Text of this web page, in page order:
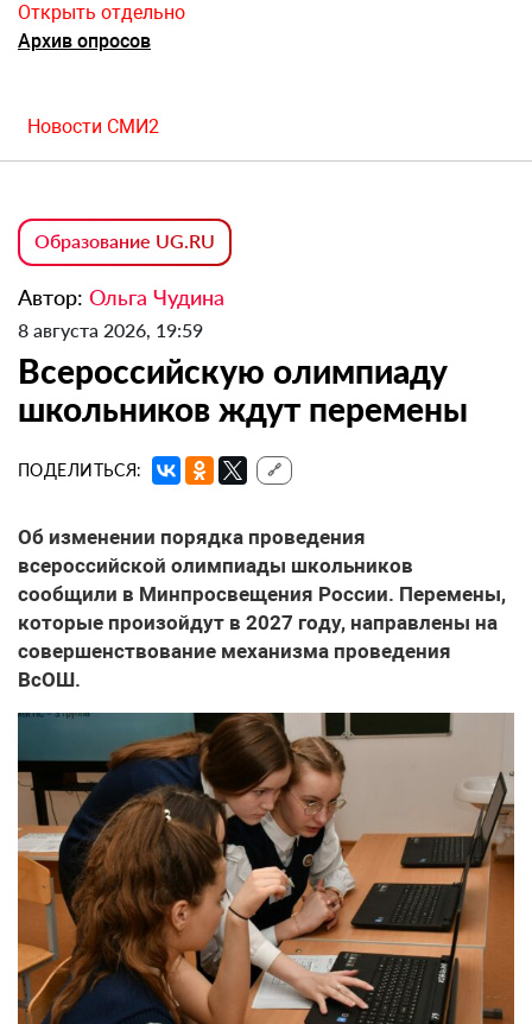
Открыть отдельно
Архив опросов
Новости СМИ2
Образование UG.RU
Автор: Ольга Чудина
8 августа 2026, 19:59
Всероссийскую олимпиаду
школьников ждут перемены
ПОДЕЛИТЬСЯ: 🔗
Об изменении порядка проведения
всероссийской олимпиады школьников
сообщили в Минпросвещения России. Перемены,
которые произойдут в 2027 году, направлены на
совершенствование механизма проведения
ВсОШ.